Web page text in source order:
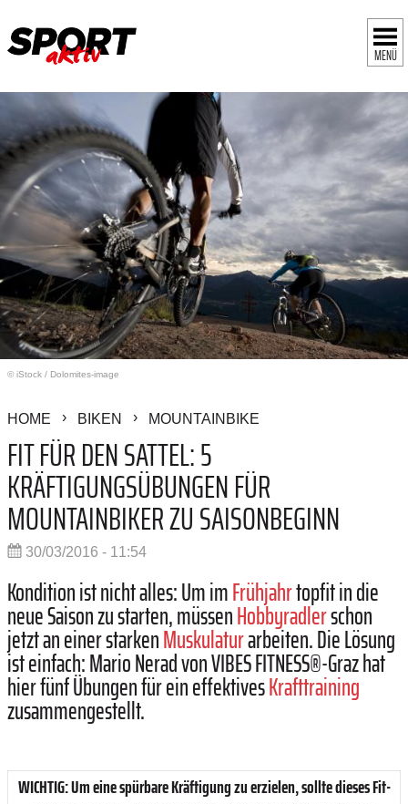
MENÜ
© iStock / Dolomites-image
HOME BIKEN MOUNTAINBIKE
FIT FÜR DEN SATTEL: 5
KRÄFTIGUNGSÜBUNGEN FÜR
MOUNTAINBIKER ZU SAISONBEGINN
30/03/2016 - 11:54
Kondition ist nicht alles: Um imFrühjahrtopfit in die
neue Saison zu starten, müssenHobbyradlerschon
jetzt an einer starkenMuskulaturarbeiten. Die Lösung
ist einfach: Mario Nerad von VIBES FITNESS®-Graz hat
hier fünf Übungen für ein effektivesKrafttraining
zusammengestellt.
WICHTIG: Um eine spürbare Kräftigung zu erzielen, sollte dieses Fit-